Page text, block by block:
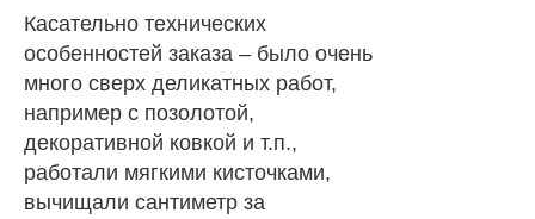
Касательно технических
особенностей заказа – было очень
много сверх деликатных работ,
например с позолотой,
декоративной ковкой и т.п.,
работали мягкими кисточками,
вычищали сантиметр за